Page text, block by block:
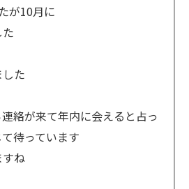
が10月に
た
絡が来て年内に会えると占っ
待っています
ね